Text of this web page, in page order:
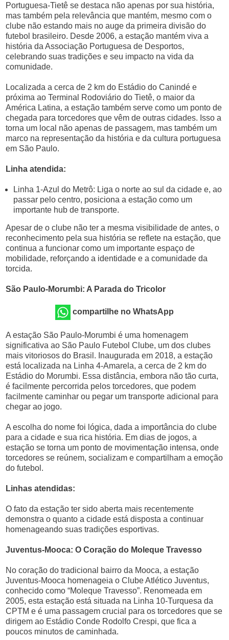
Portuguesa-Tietê se destaca não apenas por sua história,
mas também pela relevância que mantém, mesmo com o
clube não estando mais no auge da primeira divisão do
futebol brasileiro. Desde 2006, a estação mantém viva a
história da Associação Portuguesa de Desportos,
celebrando suas tradições e seu impacto na vida da
comunidade.
Localizada a cerca de 2 km do Estádio do Canindé e
próxima ao Terminal Rodoviário do Tietê, o maior da
América Latina, a estação também serve como um ponto de
chegada para torcedores que vêm de outras cidades. Isso a
torna um local não apenas de passagem, mas também um
marco na representação da história e da cultura portuguesa
em São Paulo.
Linha atendida:
Linha 1-Azul do Metrô: Liga o norte ao sul da cidade e, ao
passar pelo centro, posiciona a estação como um
importante hub de transporte.
Apesar de o clube não ter a mesma visibilidade de antes, o
reconhecimento pela sua história se reflete na estação, que
continua a funcionar como um importante espaço de
mobilidade, reforçando a identidade e a comunidade da
torcida.
São Paulo-Morumbi: A Parada do Tricolor
compartilhe no WhatsApp
A estação São Paulo-Morumbi é uma homenagem
significativa ao São Paulo Futebol Clube, um dos clubes
mais vitoriosos do Brasil. Inaugurada em 2018, a estação
está localizada na Linha 4-Amarela, a cerca de 2 km do
Estádio do Morumbi. Essa distância, embora não tão curta,
é facilmente percorrida pelos torcedores, que podem
facilmente caminhar ou pegar um transporte adicional para
chegar ao jogo.
A escolha do nome foi lógica, dada a importância do clube
para a cidade e sua rica história. Em dias de jogos, a
estação se torna um ponto de movimentação intensa, onde
torcedores se reúnem, socializam e compartilham a emoção
do futebol.
Linhas atendidas:
O fato da estação ter sido aberta mais recentemente
demonstra o quanto a cidade está disposta a continuar
homenageando suas tradições esportivas.
Juventus-Mooca: O Coração do Moleque Travesso
No coração do tradicional bairro da Mooca, a estação
Juventus-Mooca homenageia o Clube Atlético Juventus,
conhecido como “Moleque Travesso”. Renomeada em
2005, esta estação está situada na Linha 10-Turquesa da
CPTM e é uma passagem crucial para os torcedores que se
dirigem ao Estádio Conde Rodolfo Crespi, que fica a
poucos minutos de caminhada.